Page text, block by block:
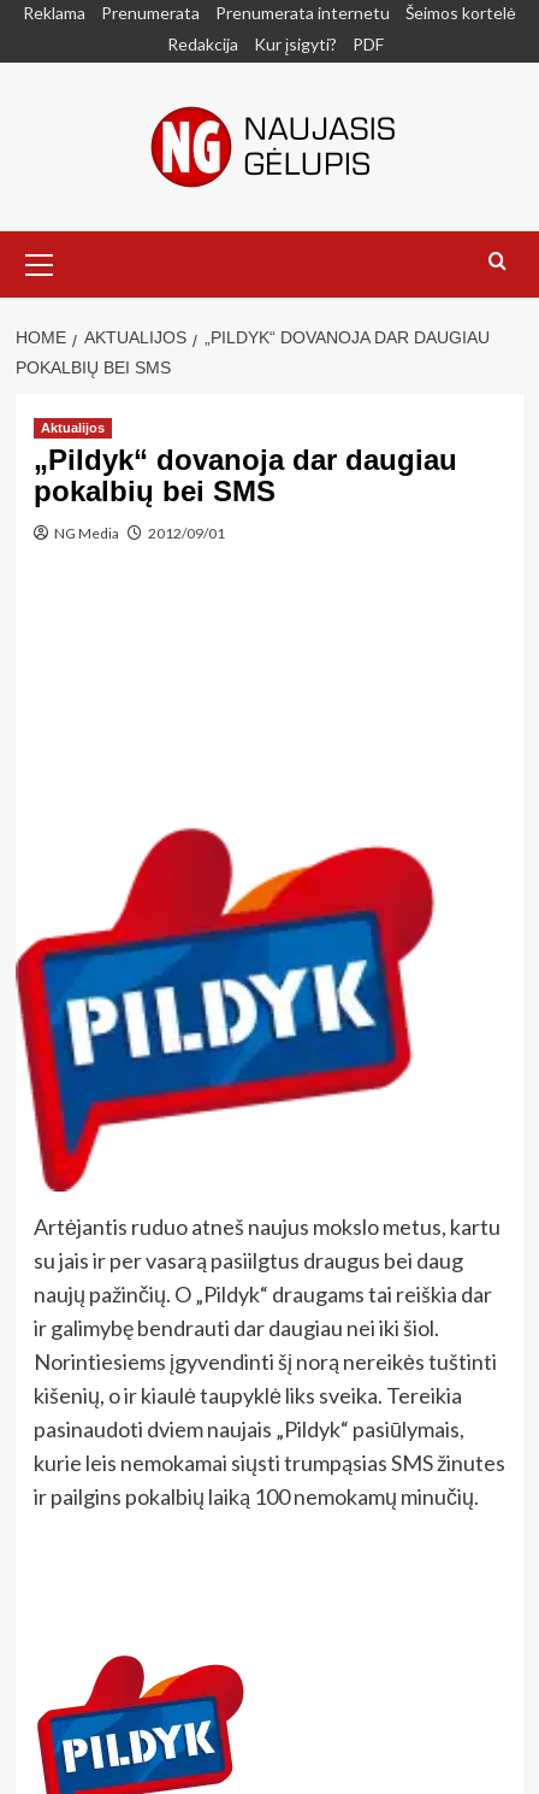
SkipReklama Prenumerata Prenumerata internetu
Šeimos kortelė
Redakcija
Kur įsigyti? PDF
Menu
HOME AKTUALIJOS
„PILDYK“ DOVANOJA DAR DAUGIAU
POKALBIŲ BEI SMS
Aktualijos
„Pildyk“ dovanoja dar daugiau
pokalbių bei SMS
NG Media 2012/09/01
Artėjantis ruduo atneš naujus mokslo metus, kartu
su jais ir per vasarą pasiilgtus draugus bei daug
naujų pažinčių. O „Pildyk“ draugams tai reiškia dar
ir galimybę bendrauti dar daugiau nei iki šiol.
Norintiesiems įgyvendinti šį norą nereikės tuštinti
kišenių, o ir kiaulė taupyklė liks sveika. Tereikia
pasinaudoti dviem naujais „Pildyk“ pasiūlymais,
kurie leis nemokamai siųsti trumpąsias SMS žinutes
ir pailgins pokalbių laiką 100 nemokamų minučių.